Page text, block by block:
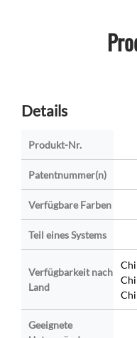
Details
Produkt-Nr.
Patentnummer(n)
Verfügbare Farben
Teil eines Systems
Verfügbarkeit nach
Land
Geeignete